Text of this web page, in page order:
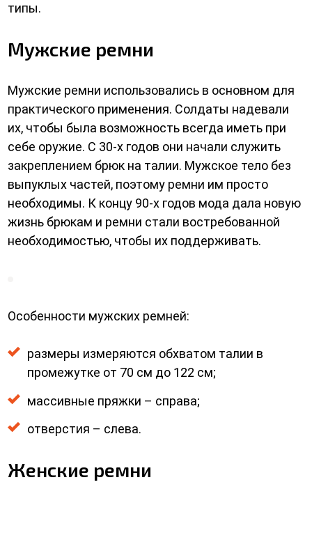
типы.
Мужские ремни
Мужские ремни использовались в основном для
практического применения. Солдаты надевали
их, чтобы была возможность всегда иметь при
себе оружие. С 30-х годов они начали служить
закреплением брюк на талии. Мужское тело без
выпуклых частей, поэтому ремни им просто
необходимы. К концу 90-х годов мода дала новую
жизнь брюкам и ремни стали востребованной
необходимостью, чтобы их поддерживать.
Особенности мужских ремней:
размеры измеряются обхватом талии в
промежутке от 70 см до 122 см;
массивные пряжки – справа;
отверстия – слева.
Женские ремни